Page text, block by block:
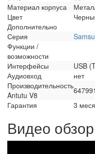
Материал корпуса
Цвет
Дополнительно
Серия
Функции /
возможности
Интерфейсы
USB
Аудиовход
нет
Производительность
Antutu V8
647991
Гарантия
3
Видео обзор